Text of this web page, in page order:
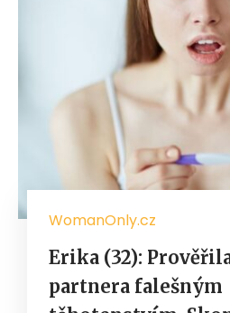
WomanOnly.cz
Erika (32):
partnera falešným